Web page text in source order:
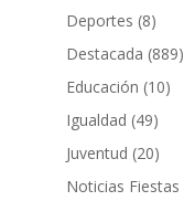
Deportes (8)
Destacada (889)
Educación (10)
Igualdad (49)
Juventud (20)
Noticias Fiestas